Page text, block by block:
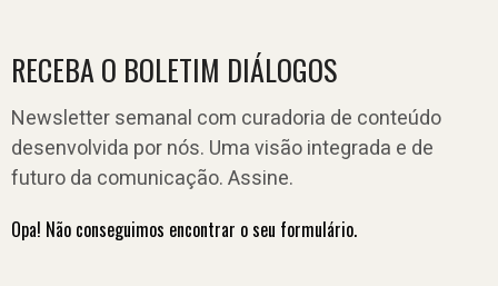
RECEBA O BOLETIM DIÁLOGOS
Newsletter semanal com curadoria de conteúdo
desenvolvida por nós. Uma visão integrada e de
futuro da comunicação. Assine.
Opa! Não conseguimos encontrar o seu formulário.